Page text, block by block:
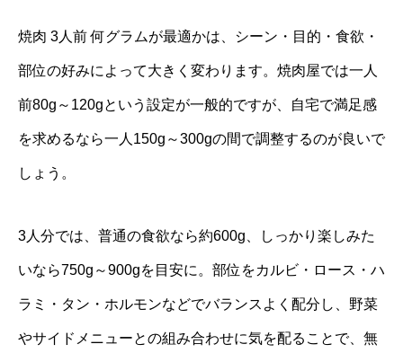
焼肉 3人前 何グラムが最適かは、シーン・目的・食欲・
部位の好みによって大きく変わります。焼肉屋では一人
前80g～120gという設定が一般的ですが、自宅で満足感
を求めるなら一人150g～300gの間で調整するのが良いで
しょう。
3人分では、普通の食欲なら約600g、しっかり楽しみた
いなら750g～900gを目安に。部位をカルビ・ロース・ハ
ラミ・タン・ホルモンなどでバランスよく配分し、野菜
やサイドメニューとの組み合わせに気を配ることで、無